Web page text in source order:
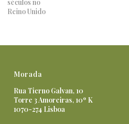
Morada
Rua Tierno Galvan, 10
Torre 3 Amoreiras, 10º K
1070-274 Lisboa